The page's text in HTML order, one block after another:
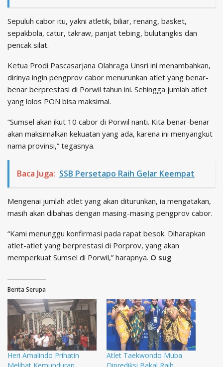
Sepuluh cabor itu, yakni atletik, biliar, renang, basket,
sepakbola, catur, takraw, panjat tebing, bulutangkis dan
pencak silat.
Ketua Prodi Pascasarjana Olahraga Unsri ini menambahkan,
dirinya ingin pengprov cabor menurunkan atlet yang benar-
benar berprestasi di Porwil tahun ini. Sehingga jumlah atlet
yang lolos PON bisa maksimal.
“Sumsel akan ikut 10 cabor di Porwil nanti. Kita benar-benar
akan maksimalkan kekuatan yang ada, karena ini menyangkut
nama provinsi,” tegasnya.
Baca Juga: SSB Persetapo Raih Gelar Keempat
Mengenai jumlah atlet yang akan diturunkan, ia mengatakan,
masih akan dibahas dengan masing-masing pengprov cabor.
“Kami menunggu konfirmasi pada rapat besok. Diharapkan
atlet-atlet yang berprestasi di Porprov, yang akan
memperkuat Sumsel di Porwil,” harapnya. O sug
Berita Serupa
Heri Amalindo Prihatin
Atlet Taekwondo Muba